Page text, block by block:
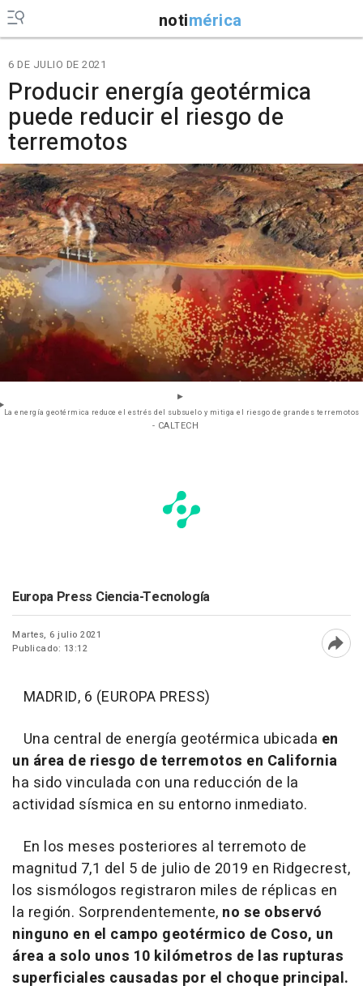
notimérica
6 DE JULIO DE 2021
Producir energía geotérmica
puede reducir el riesgo de
terremotos
La energía geotérmica reduce el estrés del subsuelo y mitiga el riesgo de grandes terremotos
- CALTECH
Europa Press Ciencia-Tecnología
Martes, 6 julio 2021
Publicado: 13:12
MADRID, 6 (EUROPA PRESS)
Una central de energía geotérmica ubicada en
un área de riesgo de terremotos en California
ha sido vinculada con una reducción de la
actividad sísmica en su entorno inmediato.
En los meses posteriores al terremoto de
magnitud 7,1 del 5 de julio de 2019 en Ridgecrest,
los sismólogos registraron miles de réplicas en
la región. Sorprendentemente, no se observó
ninguno en el campo geotérmico de Coso, un
área a solo unos 10 kilómetros de las rupturas
superficiales causadas por el choque principal.